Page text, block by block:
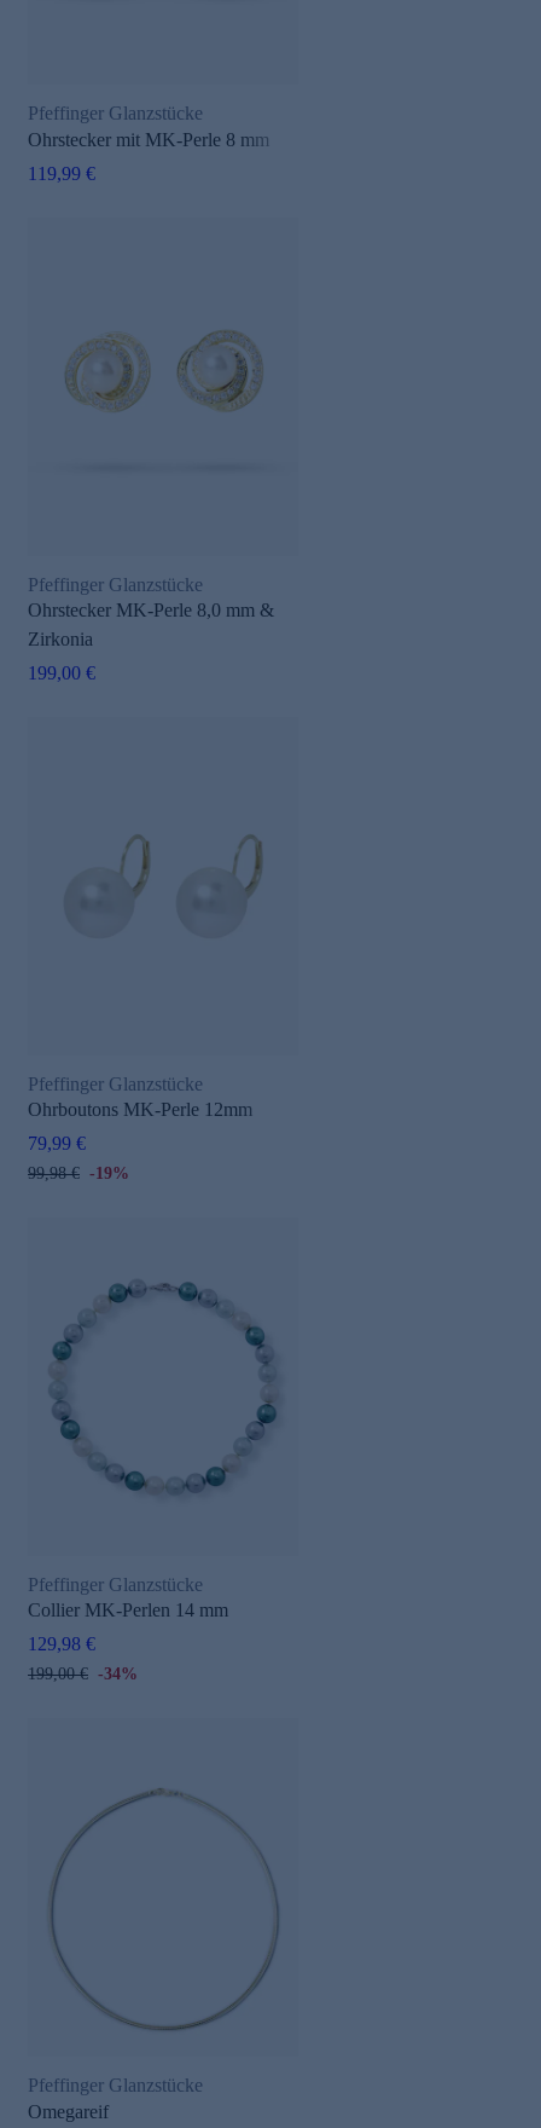
Pfeffinger Glanzstücke
Ohrstecker mit MK-Perle 8 mm
119,99 €
Pfeffinger Glanzstücke
Ohrstecker MK-Perle 8,0 mm &
Zirkonia
199,00 €
Pfeffinger Glanzstücke
Ohrboutons MK-Perle 12mm
79,99 €
99,98 € -19%
Pfeffinger Glanzstücke
Collier MK-Perlen 14 mm
129,98 €
199,00 € -34%
Pfeffinger Glanzstücke
Omegareif